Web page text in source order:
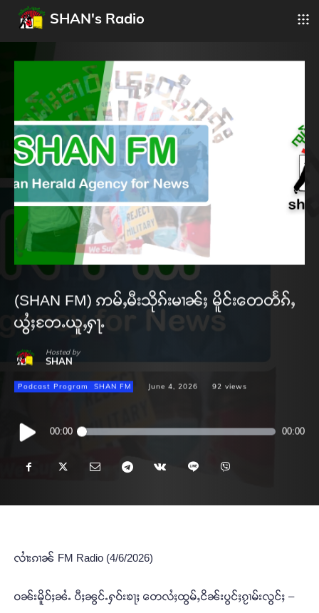
SHAN's Radio
(SHAN FM) ဢမ်ႇမီးသိုၵ်းမၢၼ်ႈ မိူင်းတေတႅၵ်ႇ
ယွႆႈတႄႉယူႇႁႃႉ
Hosted by
SHAN
Podcast Program SHAN FM June 4, 2026 92 views
Audio
Player
00:00 00:00
လၢႆးၵၢၼ် FM Radio (4/6/2026)
ဝၼ်းမိူဝ်ႈၼႆႉ ပီႈၼွင်ႉႁဝ်းၶႃႈ တေလႆႈထွမ်ႇငိၼ်းပွင်ႈၵႂၢမ်းလွင်ႈ –